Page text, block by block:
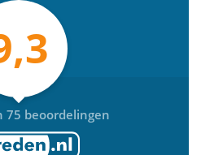
75 beoordelingen